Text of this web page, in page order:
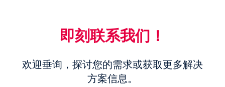
即刻联系我们​​！
欢迎垂询，探讨您的需求或获取更多解决
方案信息。